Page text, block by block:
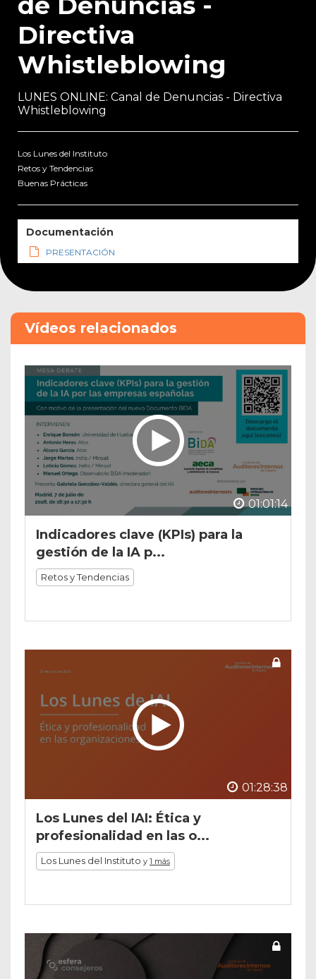
minutes,
second
Directiva
Whistleblowing
LUNES ONLINE: Canal de Denuncias - Directiva
Whistleblowing
Los Lunes del Instituto
Retos y Tendencias
Buenas Prácticas
Documentación
PRESENTACIÓN
Vídeos relacionados
01:01:14
Indicadores clave (KPIs) para la
gestión de la IA p...
Retos y Tendencias
01:28:38
Los Lunes del IAI: Ética y
profesionalidad en las o...
Los Lunes del Instituto y 1 más